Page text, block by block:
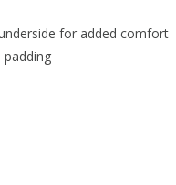
for added comfort